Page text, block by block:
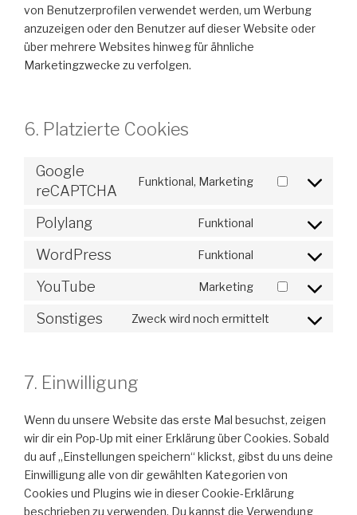
von Benutzerprofilen verwendet werden, um Werbung
anzuzeigen oder den Benutzer auf dieser Website oder
über mehrere Websites hinweg für ähnliche
Marketingzwecke zu verfolgen.
6. Platzierte Cookies
Google
reCAPTCHA
Funktional, Marketing
Consent
recaptcha
Polylang Funktional
Consent
polylang
WordPress Funktional
Consent
wordpress
YouTube Marketing
Consent
Sonstiges Zweck wird noch ermittelt
Consent
7. Einwilligung
Wenn du unsere Website das erste Mal besuchst, zeigen
wir dir ein Pop-Up mit einer Erklärung über Cookies. Sobald
du auf „Einstellungen speichern“ klickst, gibst du uns deine
Einwilligung alle von dir gewählten Kategorien von
Cookies und Plugins wie in dieser Cookie-Erklärung
beschrieben zu verwenden. Du kannst die Verwendung